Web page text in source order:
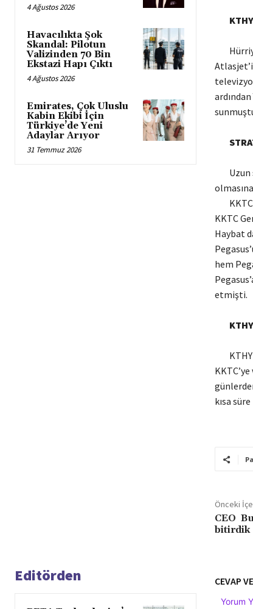
4 Ağustos 2026
Havacılıkta Şok
Skandal: Pilotun
Valizinden 70 Bin
Ekstazi Hapı Çıktı
4 Ağustos 2026
Emirates, Çok Uluslu
Kabin Ekibi İçin
Türkiye’de Yeni
Adaylar Arıyor
31 Temmuz 2026
Uzun
KKTC
KKTC
Haybat
hem
etmişti.
KTHY
kısa
Önceki
CEO
bitirdik
Editörden CEVAP
Yorum